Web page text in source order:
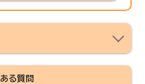
る質問